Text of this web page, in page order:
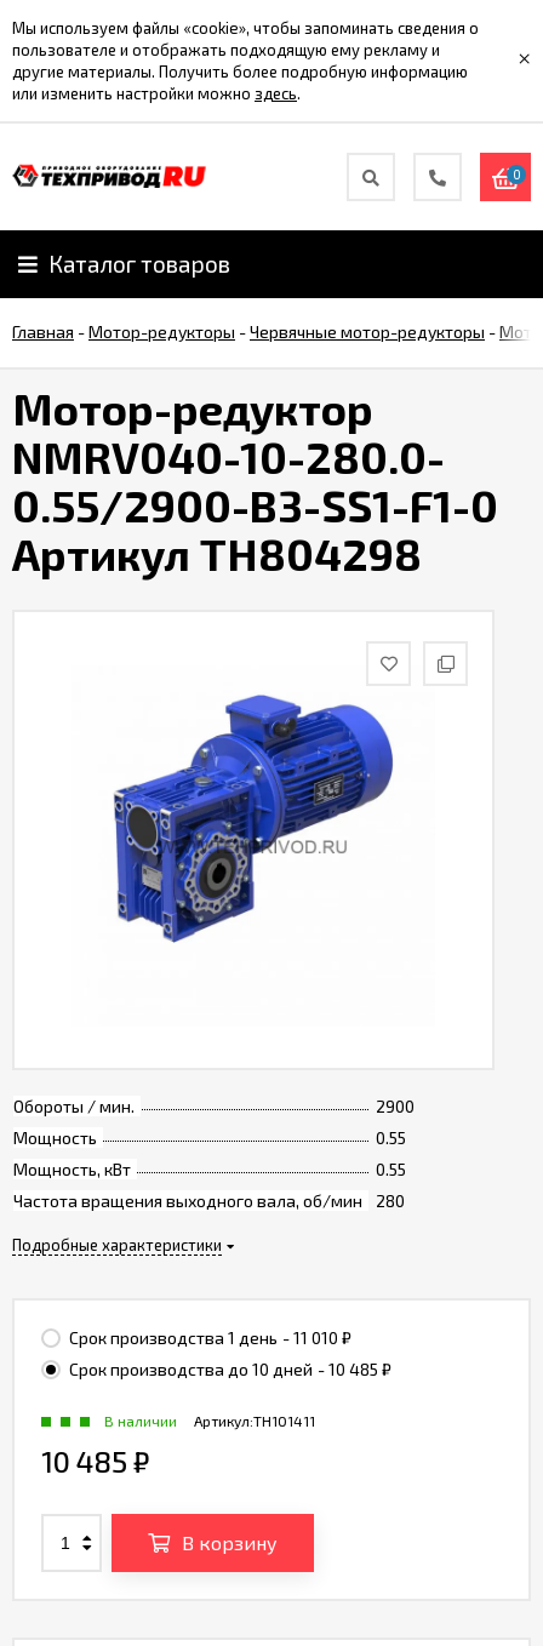
Мы используем файлы «cookie», чтобы запоминать сведения о
пользователе и отображать подходящую ему рекламу и
другие материалы. Получить более подробную информацию
или изменить настройки можно здесь.
×
0
Каталог товаров
Главная -Мотор-редукторы -Червячные мотор-редукторы -
Мотор-редуктор
NMRV040-10-280.0-
0.55/2900-B3-SS1-F1-0
Артикул TH804298
Обороты / мин.
2900
Мощность
0.55
Мощность, кВт
0.55
Частота вращения выходного вала, об/мин
280
Подробные характеристики
Срок производства 1 день - 11 010 ₽
Срок производства до 10 дней - 10 485 ₽
Артикул:TH101411
В наличии
10 485 ₽
В корзину